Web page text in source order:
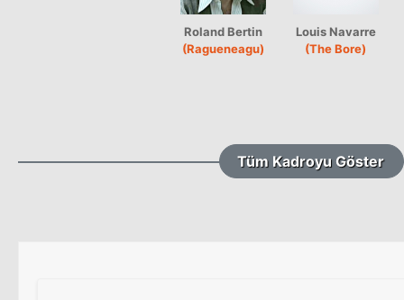
Roland Bertin
(Ragueneagu)
Louis Navarre
(The Bore)
Tüm Kadroyu Göster